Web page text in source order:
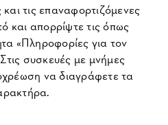
τις επαναφορτιζόμενες
και απορρίψτε τις όπως
«Πληροφορίες για τον
συσκευές με μνήμες
να διαγράφετε τα